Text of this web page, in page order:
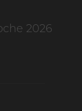
2026